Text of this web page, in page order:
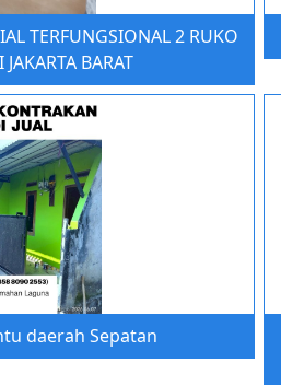
TERFUNGSIONAL 2 RUKO
BARAT
daerah Sepatan